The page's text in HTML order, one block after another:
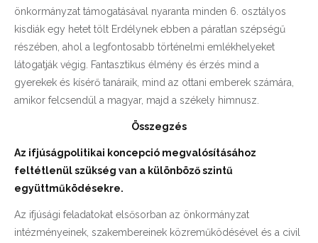
önkormányzat támogatásával nyaranta minden 6. osztályos
kisdiák egy hetet tölt Erdélynek ebben a páratlan szépségű
részében, ahol a legfontosabb történelmi emlékhelyeket
látogatják végig. Fantasztikus élmény és érzés mind a
gyerekek és kísérő tanáraik, mind az ottani emberek számára,
amikor felcsendül a magyar, majd a székely himnusz.
Összegzés
Az ifjúságpolitikai koncepció megvalósításához
feltétlenül szükség van a különböző szintű
együttműködésekre.
Az ifjúsági feladatokat elsősorban az önkormányzat
intézményeinek, szakembereinek közreműködésével és a civil